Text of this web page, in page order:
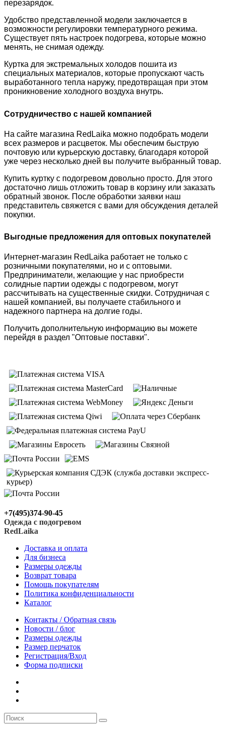
перезарядок.
Удобство представленной модели заключается в
возможности регулировки температурного режима.
Существует пять настроек подогрева, которые можно
менять, не снимая одежду.
Куртка для экстремальных холодов пошита из
специальных материалов, которые пропускают часть
выработанного тепла наружу, предотвращая при этом
проникновение холодного воздуха внутрь.
Сотрудничество с нашей компанией
На сайте магазина RedLaika можно подобрать модели
всех размеров и расцветок. Мы обеспечим быструю
почтовую или курьерскую доставку, благодаря которой
уже через несколько дней вы получите выбранный товар.
Купить куртку с подогревом довольно просто. Для этого
достаточно лишь отложить товар в корзину или заказать
обратный звонок. После обработки заявки наш
представитель свяжется с вами для обсуждения деталей
покупки.
Выгодные предложения для оптовых покупателей
Интернет-магазин RedLaika работает не только с
розничными покупателями, но и с оптовыми.
Предприниматели, желающие у нас приобрести
солидные партии одежды с подогревом, могут
рассчитывать на существенные скидки. Сотрудничая с
нашей компанией, вы получаете стабильного и
надежного партнера на долгие годы.
Получить дополнительную информацию вы можете
перейдя в раздел "Оптовые поставки".
+7(495)374-90-45
Одежда с подогревом
RedLaika
Доставка и оплата
Для бизнеса
Размеры одежды
Возврат товара
Помощь покупателям
Политика конфиденциальности
Каталог
Контакты / Обратная связь
Новости / блог
Размеры одежды
Размер перчаток
Регистрация/Вход
Форма подписки